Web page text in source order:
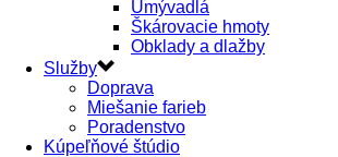
Umývadlá
Škárovacie hmoty
Obklady a dlažby
Služby
Doprava
Miešanie farieb
Poradenstvo
Kúpeľňové štúdio